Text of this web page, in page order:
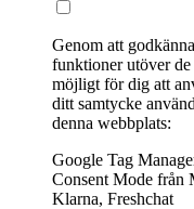
Genom att
funktioner utöver
möjligt för dig att
ditt samtycke
denna webbplats:
Google Tag
Consent Mode från
Klarna, Freshchat